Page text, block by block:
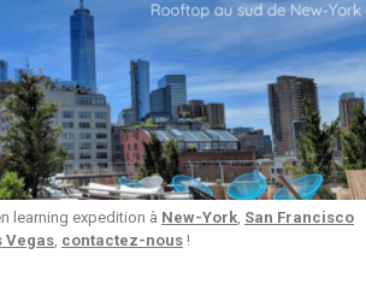
learning expedition à New-York, San Francisco
Vegas, contactez-nous !